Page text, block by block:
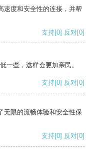
速度和安全性的连接，并帮
支持[0] 反对[0]
一些，这样会更加亲民。
支持[0] 反对[0]
无限的流畅体验和安全性保
支持[0] 反对[0]